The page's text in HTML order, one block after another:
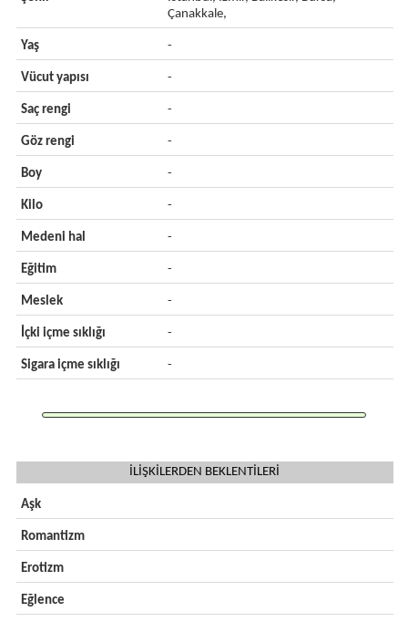
Çanakkale,
Yaş -
Vücut yapısı -
Saç rengi -
Göz rengi -
Boy -
Kilo -
Medeni hal -
Eğitim -
Meslek -
İçki içme sıklığı -
Sigara içme sıklığı -
İLİŞKİLERDEN BEKLENTİLERİ
Aşk
Romantizm
Erotizm
Eğlence